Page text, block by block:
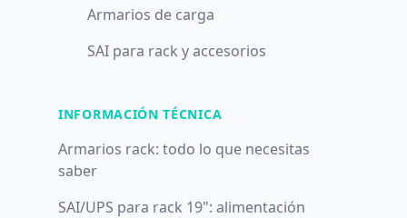
Armarios de carga
SAI para rack y accesorios
INFORMACIÓN TÉCNICA
Armarios rack: todo lo que necesitas
saber
SAI/UPS para rack 19": alimentación